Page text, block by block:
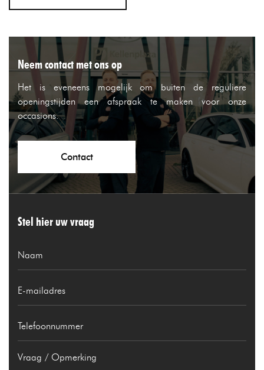
Neem contact met ons op
Het is eveneens mogelijk om buiten de reguliere
openingstijden een afspraak te maken voor onze
occasions.
Contact
Stel hier uw vraag